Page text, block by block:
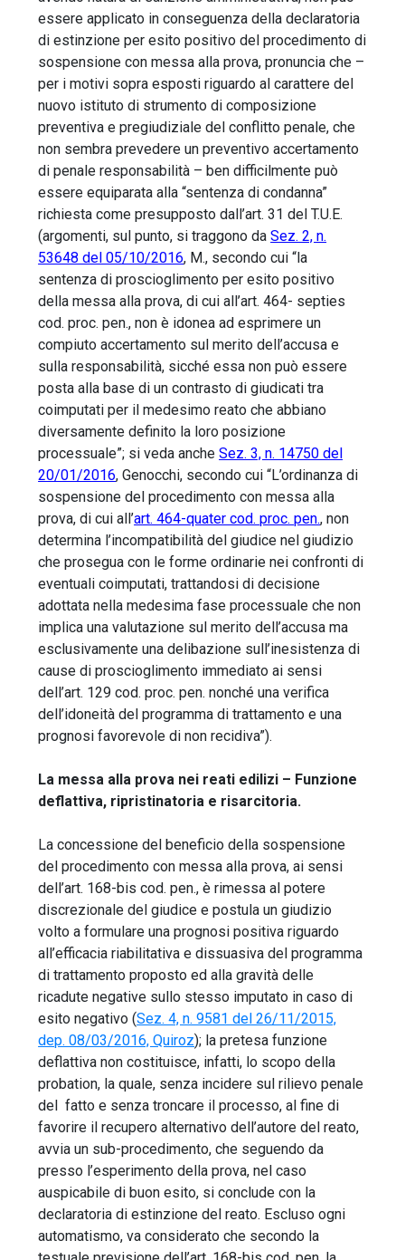
essere applicato in conseguenza della declaratoria
di estinzione per esito positivo del procedimento di
sospensione con messa alla prova, pronuncia che –
per i motivi sopra esposti riguardo al carattere del
nuovo istituto di strumento di composizione
preventiva e pregiudiziale del conflitto penale, che
non sembra prevedere un preventivo accertamento
di penale responsabilità – ben difficilmente può
essere equiparata alla “sentenza di condanna”
richiesta come presupposto dall’art. 31 del T.U.E.
(argomenti, sul punto, si traggono daSez. 2, n.
53648 del 05/10/2016, M., secondo cui “la
sentenza di proscioglimento per esito positivo
della messa alla prova, di cui all’art. 464- septies
cod. proc. pen., non è idonea ad esprimere un
compiuto accertamento sul merito dell’accusa e
sulla responsabilità, sicché essa non può essere
posta alla base di un contrasto di giudicati tra
coimputati per il medesimo reato che abbiano
diversamente definito la loro posizione
processuale”; si veda ancheSez. 3, n. 14750 del
20/01/2016, Genocchi, secondo cui “L’ordinanza di
sospensione del procedimento con messa alla
prova, di cui all’art. 464-quater cod. proc. pen., non
determina l’incompatibilità del giudice nel giudizio
che prosegua con le forme ordinarie nei confronti di
eventuali coimputati, trattandosi di decisione
adottata nella medesima fase processuale che non
implica una valutazione sul merito dell’accusa ma
esclusivamente una delibazione sull’inesistenza di
cause di proscioglimento immediato ai sensi
dell’art. 129 cod. proc. pen. nonché una verifica
dell’idoneità del programma di trattamento e una
prognosi favorevole di non recidiva”).
La messa alla prova nei reati edilizi – Funzione
deflattiva, ripristinatoria e risarcitoria.
La concessione del beneficio della sospensione
del procedimento con messa alla prova, ai sensi
dell’art. 168-bis cod. pen., è rimessa al potere
discrezionale del giudice e postula un giudizio
volto a formulare una prognosi positiva riguardo
all’efficacia riabilitativa e dissuasiva del programma
di trattamento proposto ed alla gravità delle
ricadute negative sullo stesso imputato in caso di
esito negativo (Sez. 4, n. 9581 del 26/11/2015,
dep. 08/03/2016, Quiroz); la pretesa funzione
deflattiva non costituisce, infatti, lo scopo della
probation, la quale, senza incidere sul rilievo penale
del fatto e senza troncare il processo, al fine di
favorire il recupero alternativo dell’autore del reato,
avvia un sub-procedimento, che seguendo da
presso l’esperimento della prova, nel caso
auspicabile di buon esito, si conclude con la
declaratoria di estinzione del reato. Escluso ogni
automatismo, va considerato che secondo la